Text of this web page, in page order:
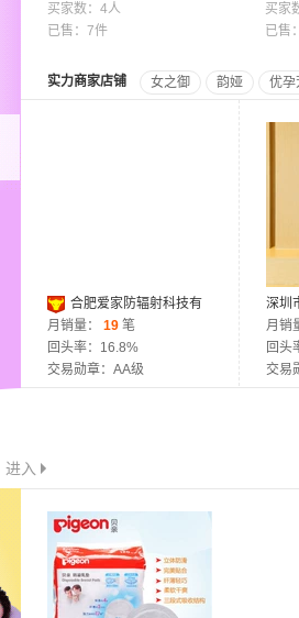
季上衣 一件代发
买家数：4人
已售：7件
连衣
买家
已售
实力商家店铺 女之御 韵娅 优孕
合肥爱家防辐射科技有
限公司
月销量： 19 笔
回头率：16.8%
交易勋章：AA级
深圳
厂
月销
回头
交易
进入